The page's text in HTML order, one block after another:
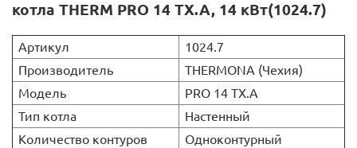
котла THERM PRO 14 TX.A, 14 кВт(1024.7)
Артикул
1024.7
Производитель
THERMONA (Чехия)
Модель
PRO 14 TX.A
Тип котла
Настенный
Количество контуров
Одноконтурный